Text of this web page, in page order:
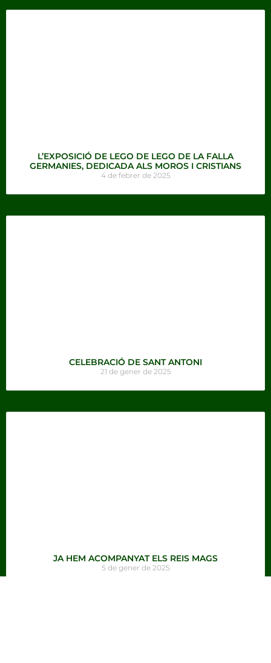
L’EXPOSICIÓ DE LEGO DE LEGO DE LA FALLA
GERMANIES, DEDICADA ALS MOROS I CRISTIANS
4 de febrer de 2025
CELEBRACIÓ DE SANT ANTONI
21 de gener de 2025
JA HEM ACOMPANYAT ELS REIS MAGS
5 de gener de 2025